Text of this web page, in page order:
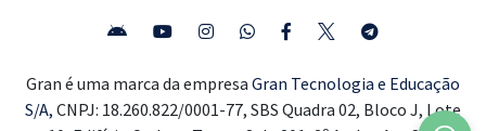
Gran é uma marca da empresa Gran Tecnologia e Educação
S/A, CNPJ: 18.260.822/0001-77, SBS Quadra 02, Bloco J, Lote